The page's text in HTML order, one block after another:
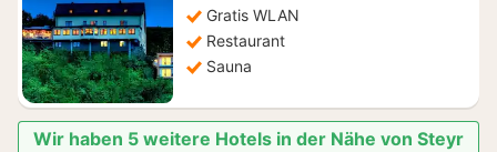
Gratis WLAN
Restaurant
Sauna
Wir haben 5 weitere Hotels in der Nähe von Steyr